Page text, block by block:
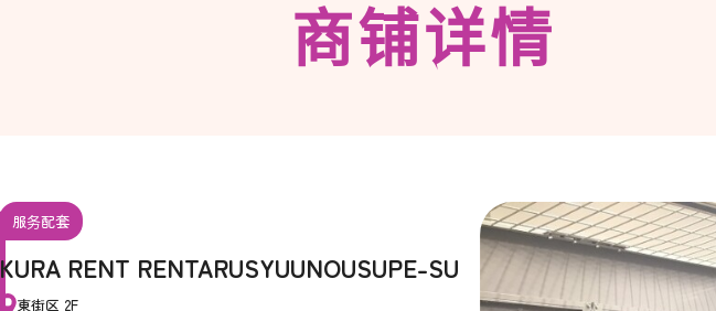
商铺详情
服务配套
KURA RENT RENTARUSYUUNOUSUPE-SU
東街区 2F